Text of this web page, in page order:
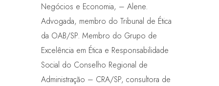
Negócios e Economia, – Alene.
Advogada, membro do Tribunal de Ética
da OAB/SP. Membro do Grupo de
Excelência em Ética e Responsabilidade
Social do Conselho Regional de
Administração – CRA/SP, consultora de